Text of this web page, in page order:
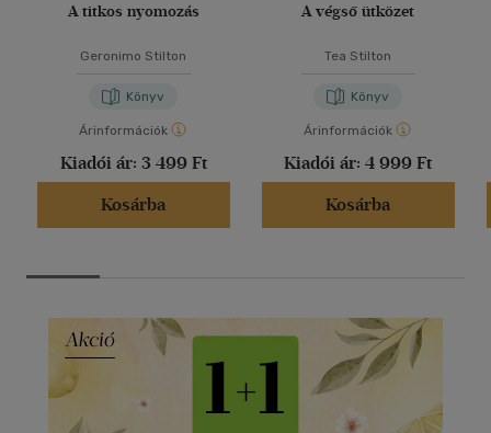
A titkos nyomozás
Geronimo Stilton
Könyv
Árinformációk
Kiadói ár: 3 499 Ft
Kosárba
A végső ütközet
Tea Stilton
Könyv
Árinformációk
Kiadói ár: 4 999 Ft
Kosárba